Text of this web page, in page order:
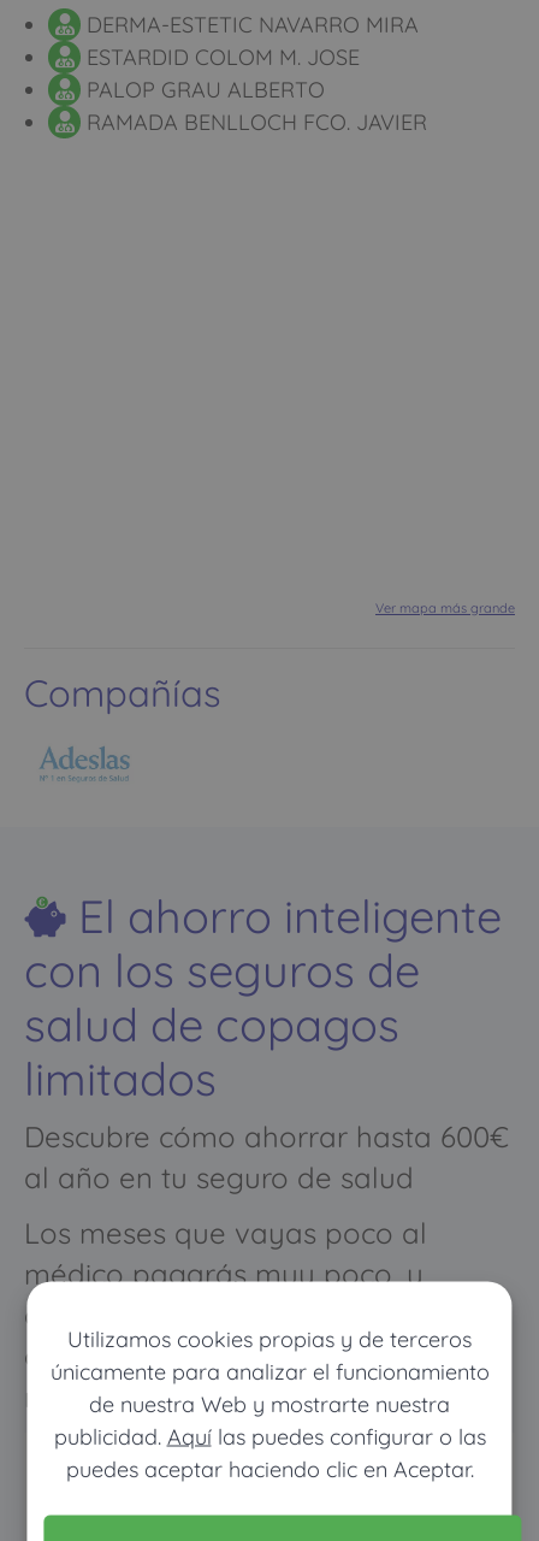
Utilizamos cookies propias y de terceros
únicamente para analizar el funcionamiento
de nuestra Web y mostrarte nuestra
publicidad. Aquílas puedes configurar o las
puedes aceptar haciendo clic en Aceptar.
DERMA-ESTETIC NAVARRO MIRA
ESTARDID COLOM M. JOSE
PALOP GRAU ALBERTO
RAMADA BENLLOCH FCO. JAVIER
Ver mapa más grande
Compañías
El ahorro inteligente
con los seguros de
salud de copagos
limitados
Descubre cómo ahorrar hasta 600€
al año en tu seguro de salud
Los meses que vayas poco al
médico pagarás muy poco, y
cuando vayas mucho pagarás
como con un seguro médico
normal